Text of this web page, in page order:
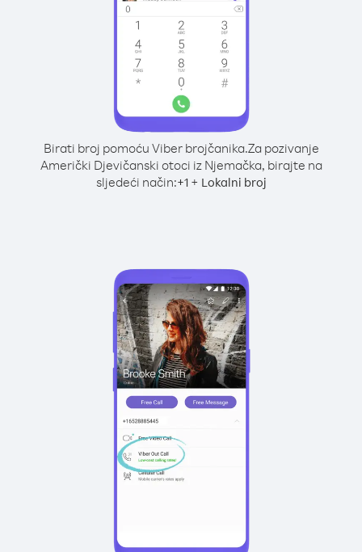
Birati broj pomoću Viber brojčanika.Za pozivanje
Američki Djevičanski otoci iz Njemačka, birajte na
sljedeći način:+1+ Lokalni broj